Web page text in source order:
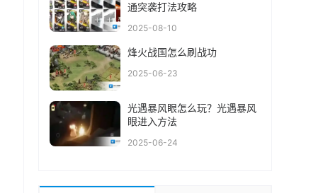
通突袭打法攻略
2025-08-10
烽火战国怎么刷战功
2025-06-23
光遇暴风眼怎么玩？光遇暴风
眼进入方法
2025-06-24